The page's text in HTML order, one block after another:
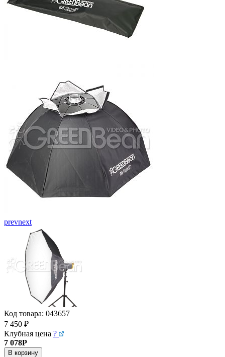
prevnext
Код товара: 043657
7 450 ₽
Клубная цена ?
7 078Р
В корзину